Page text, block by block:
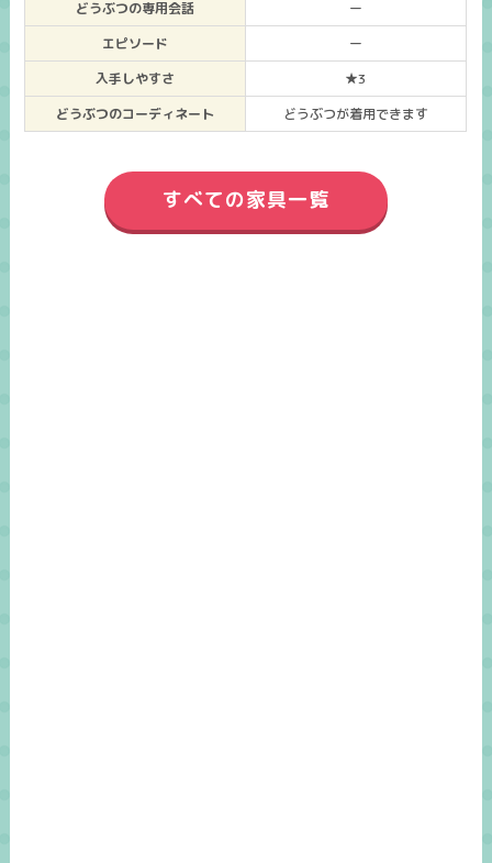
どうぶつの専用会話
ー
エピソード
ー
入手しやすさ
★3
どうぶつのコーディネート
どうぶつが着用できます
すべての家具一覧